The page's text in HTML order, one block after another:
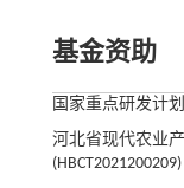
基金资助
国家重点研发计划
河北省现代农业
(HBCT2021200209)